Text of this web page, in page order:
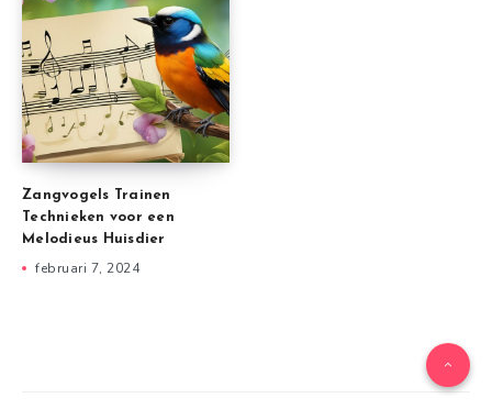
Zangvogels Trainen
Technieken voor een
Melodieus Huisdier
februari 7, 2024